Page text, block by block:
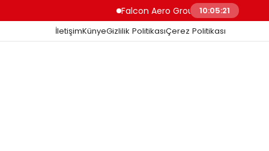
Falcon Aero Group, Küresel Havacılık
10:05:22
İletişimKünyeGizlilik PolitikasıÇerez Politikası